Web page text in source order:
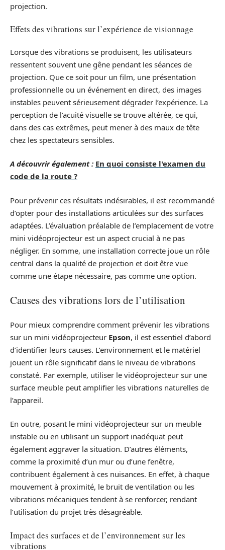
projection.
Effets des vibrations sur l’expérience de visionnage
Lorsque des vibrations se produisent, les utilisateurs
ressentent souvent une gêne pendant les séances de
projection. Que ce soit pour un film, une présentation
professionnelle ou un événement en direct, des images
instables peuvent sérieusement dégrader l’expérience. La
perception de l’acuité visuelle se trouve altérée, ce qui,
dans des cas extrêmes, peut mener à des maux de tête
chez les spectateurs sensibles.
A découvrir également : En quoi consiste l'examen du
code de la route ?
Pour prévenir ces résultats indésirables, il est recommandé
d’opter pour des installations articulées sur des surfaces
adaptées. L’évaluation préalable de l’emplacement de votre
mini vidéoprojecteur est un aspect crucial à ne pas
négliger. En somme, une installation correcte joue un rôle
central dans la qualité de projection et doit être vue
comme une étape nécessaire, pas comme une option.
Causes des vibrations lors de l’utilisation
Pour mieux comprendre comment prévenir les vibrations
sur un mini vidéoprojecteur Epson, il est essentiel d’abord
d’identifier leurs causes. L’environnement et le matériel
jouent un rôle significatif dans le niveau de vibrations
constaté. Par exemple, utiliser le vidéoprojecteur sur une
surface meuble peut amplifier les vibrations naturelles de
l’appareil.
En outre, posant le mini vidéoprojecteur sur un meuble
instable ou en utilisant un support inadéquat peut
également aggraver la situation. D’autres éléments,
comme la proximité d’un mur ou d’une fenêtre,
contribuent également à ces nuisances. En effet, à chaque
mouvement à proximité, le bruit de ventilation ou les
vibrations mécaniques tendent à se renforcer, rendant
l’utilisation du projet très désagréable.
Impact des surfaces et de l’environnement sur les
vibrations